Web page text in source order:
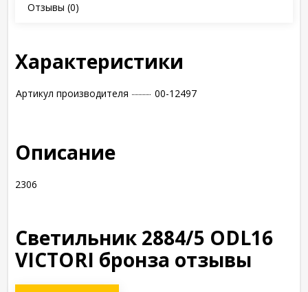
Отзывы (0)
Характеристики
Артикул производителя 00-12497
Описание
2306
Светильник 2884/5 ODL16
VICTORI бронза отзывы